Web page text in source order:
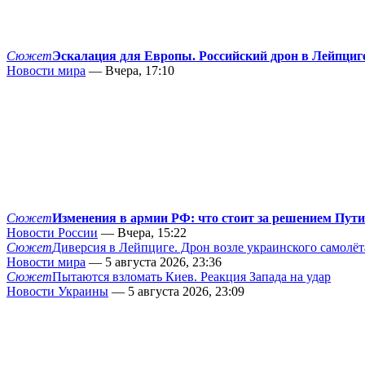
СюжетЭскалация для Европы. Российский дрон в
Новости мира — Вчера, 17:10
СюжетИзменения в армии РФ: что стоит за решением
Новости России — Вчера, 15:22
СюжетДиверсия в Лейпциге. Дрон возле украинского
Новости мира — 5 августа 2026, 23:36
СюжетПытаются взломать Киев. Реакция Запада на удар
Новости Украины — 5 августа 2026, 23:09